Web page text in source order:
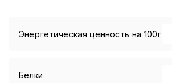
Энергетическая ценность на 100г
Белки